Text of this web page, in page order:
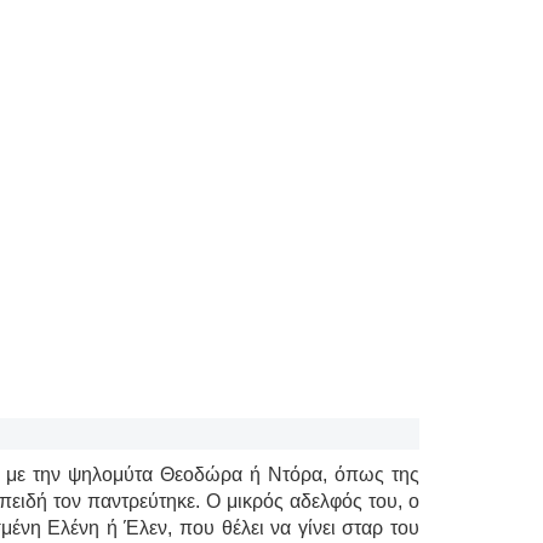
με την ψηλομύτα Θεοδώρα ή Ντόρα, όπως της
τον παντρεύτηκε. Ο μικρός αδελφός του, ο
Ελένη ή Έλεν, που θέλει να γίνει σταρ του